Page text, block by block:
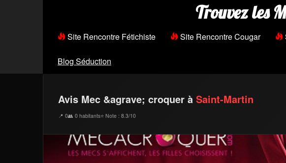
Trouvez les
Site Rencontre Fétichiste Site Rencontre Cougar
Blog Séduction
Avis Mec &agrave; croquer à Saint-Martin
📍 0👥 0 habitants⭐ Note : 8.3/10